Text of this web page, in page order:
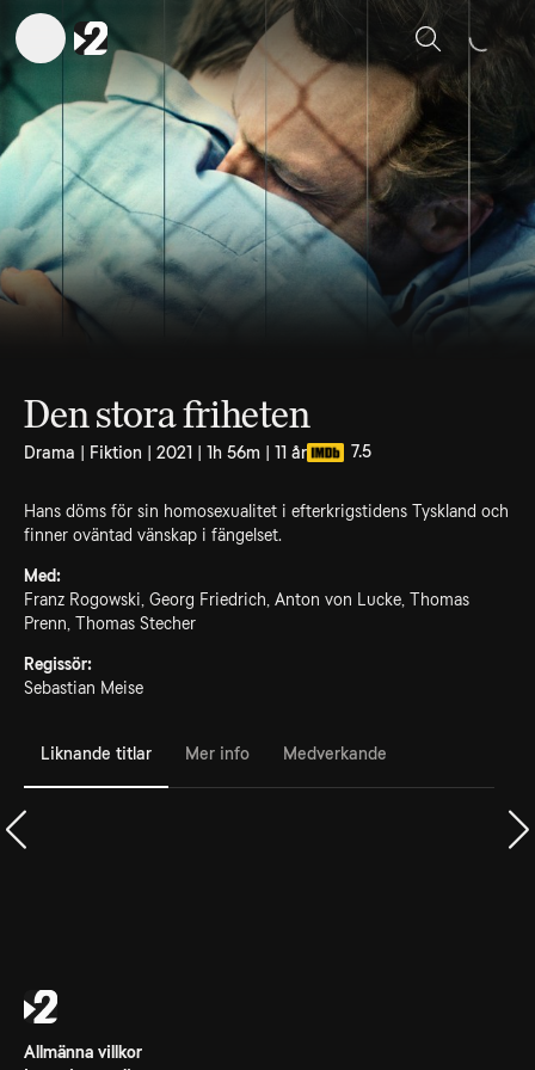
Sök
Den stora friheten
Drama | Fiktion | 2021 | 1h 56m | 11 år 7.5
Hans döms för sin homosexualitet i efterkrigstidens Tyskland och
finner oväntad vänskap i fängelset.
Med:
Franz Rogowski, Georg Friedrich, Anton von Lucke, Thomas
Prenn, Thomas Stecher
Regissör:
Sebastian Meise
Liknande titlar Mer info Medverkande
Allmänna villkor